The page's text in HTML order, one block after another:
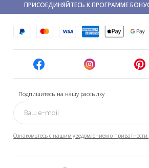
Подпишитесь на нашу рассылку
Ознакомьтесь с нашим уведомлением о приватности.
ПРИСОЕДИНЯЙТЕСЬ К ПРОГРАММЕ БОНУСЫ